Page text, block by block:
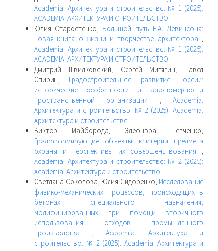
Academia. Архитектура и строительство: № 1 (2025):
ACADEMIA. АРХИТЕКТУРА И СТРОИТЕЛЬСТВО
Юлия Старостенко, Большой путь Е.А. Левинсона:
новая книга о жизни и творчестве архитектора ,
Academia. Архитектура и строительство: № 1 (2025):
ACADEMIA. АРХИТЕКТУРА И СТРОИТЕЛЬСТВО
Дмитрий Швидковский, Сергей Митягин, Павел
Спирин, Градостроительное развитие России:
исторические особенности и закономерности
пространственной организации ,Academia.
Архитектура и строительство: № 2 (2025): Academia.
Архитектура и строительство
Виктор Майборода, Элеонора Шевченко,
Градоформирующие объекты: критерии предмета
охраны и перспективы их совершенствования ,
Academia. Архитектура и строительство: № 2 (2025):
Academia. Архитектура и строительство
Светлана Соколова, Юлия Сидоренко, Исследование
физико-механических процессов, происходящих в
бетонах специального назначения,
модифицированных при помощи вторичного
использования отходов промышленного
производства , Academia. Архитектура и
строительство: № 2 (2025): Academia. Архитектура и